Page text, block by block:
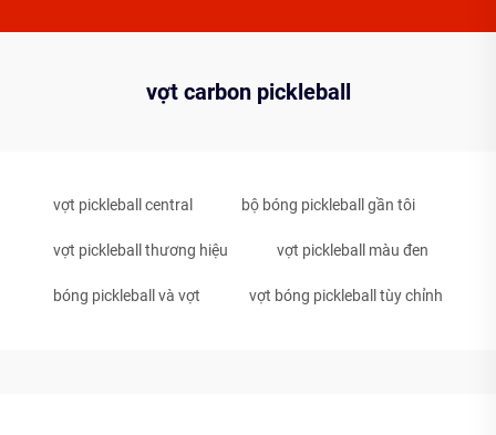
vợt carbon pickleball
vợt pickleball central bộ bóng pickleball gần tôi
vợt pickleball thương hiệu vợt pickleball màu đen
bóng pickleball và vợt vợt bóng pickleball tùy chỉnh